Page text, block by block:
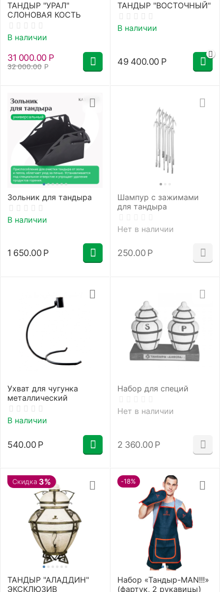
ТАНДЫР "УРАЛ"
СЛОНОВАЯ КОСТЬ
В наличии
32 000.00 Р
31 000.00 Р
ТАНДЫР "ВОСТОЧНЫЙ"
В наличии
49 400.00 Р
Зольник для тандыра
В наличии
1 650.00 Р
Шампур с зажимами
для тандыра
Нет в наличии
250.00 Р
Ухват для чугунка
металлический
В наличии
540.00 Р
Набор для специй
Нет в наличии
2 360.00 Р
Скидка 3%
ТАНДЫР "АЛАДДИН"
ЭКСКЛЮЗИВ
-18%
Набор «Тандыр-МАN!!!»
(фартук, 2 рукавицы)